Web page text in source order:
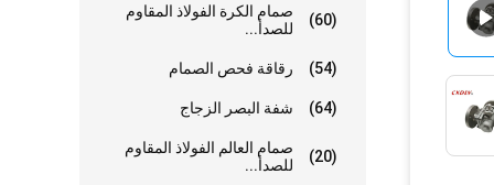
صمام الكرة الفولاذ المقاوم
للصدأ...
(60)
رقاقة فحص الصمام (54)
شفة البصر الزجاج (64)
صمام العالم الفولاذ المقاوم
للصدأ...
(20)